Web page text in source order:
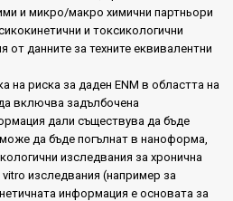
и микро/макро химични партньори
и токсикологични
данните за техните еквивалентни
на риска за даден ENM в областта на
включва задълбочена
дали съществува да бъде
да бъде погълнат в наноформа,
изследвания за хронична
изследвания (например за
информация е основата за